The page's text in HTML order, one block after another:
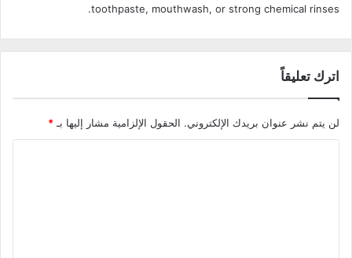
toothpaste, mouthwash, or strong chemical rinses.
اترك تعليقاً
لن يتم نشر عنوان بريدك الإلكتروني. الحقول الإلزامية مشار إليها بـ *